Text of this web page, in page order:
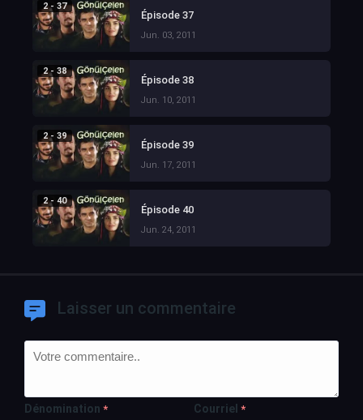
2 - 37
Épisode 37
Jun. 03, 2011
2 - 38
Épisode 38
Jun. 10, 2011
2 - 39
Épisode 39
Jun. 17, 2011
2 - 40
Épisode 40
Jun. 24, 2011
Laisser un commentaire
Dénomination * Courriel *